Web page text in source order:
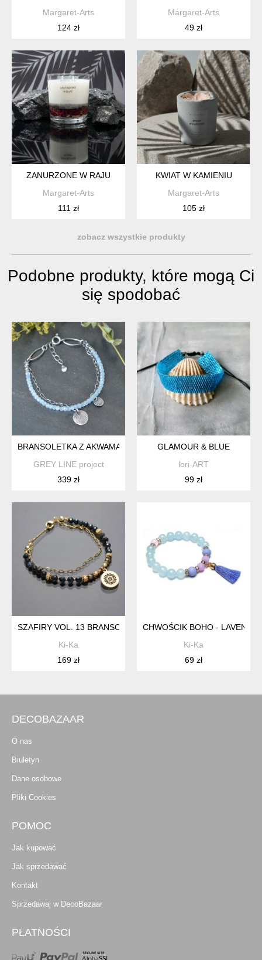
Margaret-Arts
124 zł
Margaret-Arts
49 zł
ZANURZONE W RAJU
Margaret-Arts
111 zł
KWIAT W KAMIENIU
Margaret-Arts
105 zł
zobacz wszystkie produkty
Podobne produkty, które mogą Ci
się spodobać
BRANSOLETKA Z AKWAMARYNEM – SREBRO 925
GREY LINE project
339 zł
GLAMOUR & BLUE
lori-ART
99 zł
SZAFIRY VOL. 13 BRANSOLETKA - SZLACHETNA KOLEKCJA /
Ki-Ka
169 zł
CHWOŚCIK BOHO -
Ki-Ka
69 zł
DECOBAZAAR
O nas
Biuletyn
Dane osobowe
Pliki Cookies
POMOC
Jak kupować
Jak sprzedawać
Kontakt
Sprzedawaj w DecoBazaar
PŁATNOŚCI